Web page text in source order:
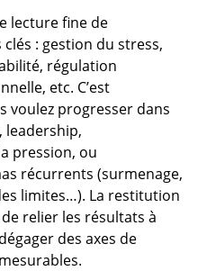
lecture fine de
: gestion du stress,
régulation
etc. C’est
voulez progresser dans
pression, ou
récurrents (surmenage,
limites…). La restitution
relier les résultats à
des axes de